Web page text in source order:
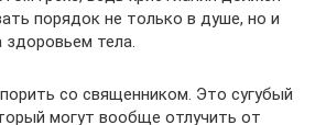
порядок не только в душе, но и
здоровьем тела.
со священником. Это сугубый
могут вообще отлучить от